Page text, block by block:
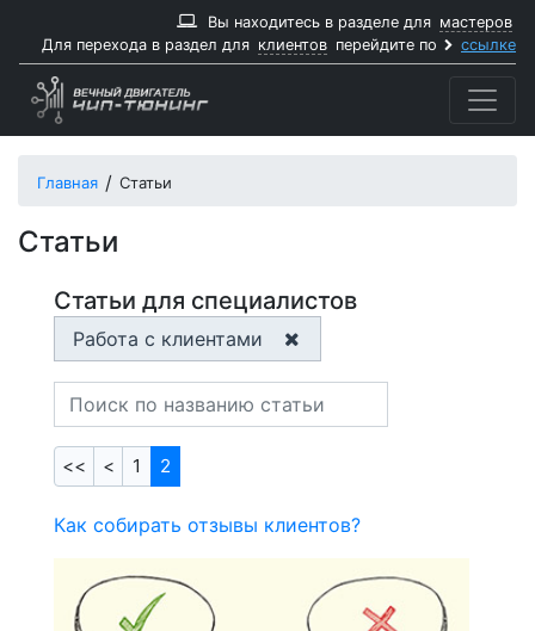
Вы находитесь в разделе для мастеров
Для перехода в раздел для клиентов перейдите по ссылке
Главная Статьи
Статьи
Статьи для специалистов
Работа с клиентами
<< < 1 2
Как собирать отзывы клиентов?